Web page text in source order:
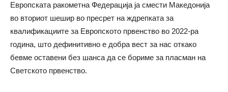
Европската ракометна Федерација ја смести Македонија
во вториот шешир во пресрет на ждрепката за
квалификациите за Европското првенство во 2022-ра
година, што дефинитивно е добра вест за нас откако
бевме оставени без шанса да се бориме за пласман на
Светското првенство.